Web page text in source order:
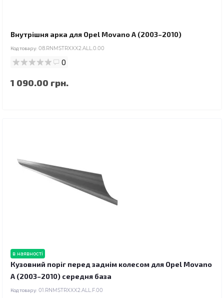
Внутрішня арка для Opel Movano A (2003–2010)
Код товару: 08.RNMSTRXXX2.ALL.0.00
0
1 090.00 грн.
в наявності
Кузовний поріг перед заднім колесом для Opel Movano
A (2003–2010) середня база
Код товару: 01.RNMSTRXXX2.ALL.F.00